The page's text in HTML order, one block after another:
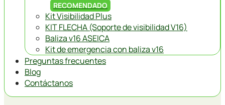
RECOMENDADO
Kit Visibilidad Plus
KIT FLECHA (Soporte de visibilidad V16)
Baliza v16 ASEICA
Kit de emergencia con baliza v16
Preguntas frecuentes
Blog
Contáctanos